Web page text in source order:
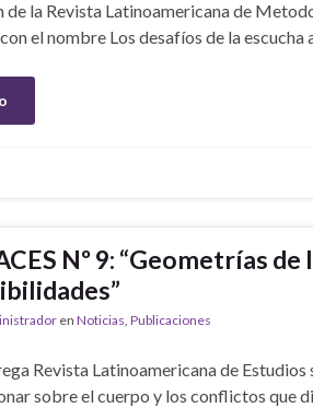
de la Revista Latinoamericana de
el nombre Los desafíos de la
Nº 9: “Geometrías
en Noticias, Publicaciones
Revista Latinoamericana de
sobre el cuerpo y los conflictos que